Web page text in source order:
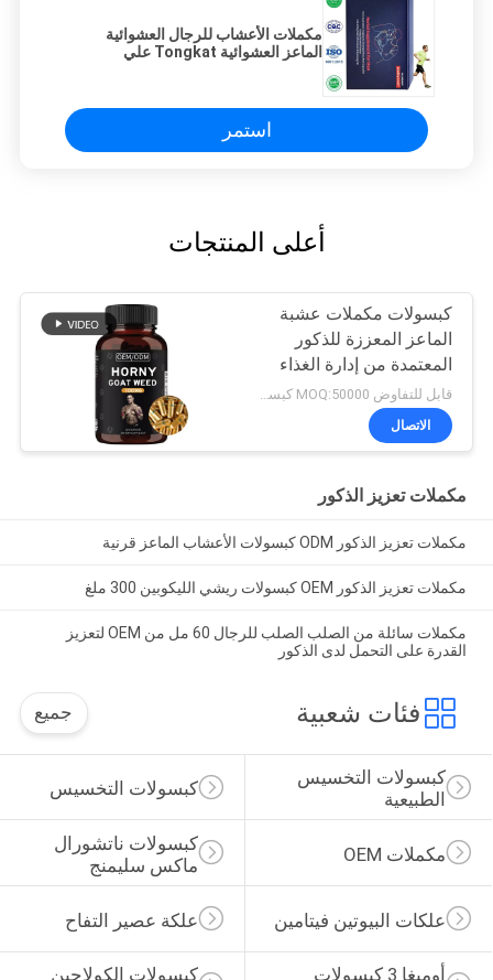
مكملات الأعشاب للرجال العشوائية
الماعز العشوائية Tongkat علي
استمر
أعلى المنتجات
كبسولات مكملات عشبة
الماعز المعززة للذكور
المعتمدة من إدارة الغذاء
والدواء
قابل للتفاوض MOQ:50000 كبسولة
الاتصال
مكملات تعزيز الذكور
مكملات تعزيز الذكور ODM كبسولات الأعشاب الماعز قرنية
مكملات تعزيز الذكور OEM كبسولات ريشي الليكوبين 300 ملغ
مكملات سائلة من الصلب الصلب للرجال 60 مل من OEM لتعزيز
القدرة على التحمل لدى الذكور
فئات شعبية جميع
كبسولات التخسيس
كبسولات التخسيس
الطبيعية
كبسولات ناتشورال
ماكس سليمنج
مكملات OEM
علكة عصير التفاح علكات البيوتين فيتامين
كبسولات الكولاجين أوميغا 3 كبسولات